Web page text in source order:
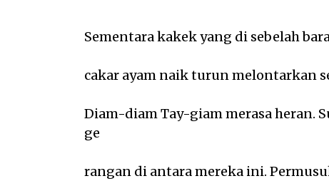
Sementara kakek yang di sebelah
cakar ayam naik turun melontarkan
Diam-diam Tay-giam merasa heran.
ge
rangan di antara mereka ini.